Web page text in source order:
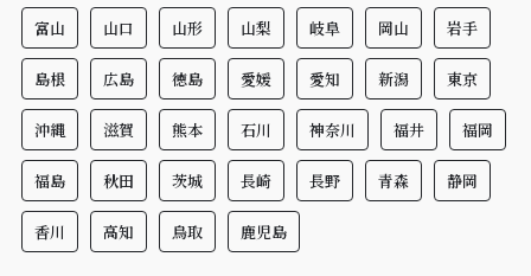
富山 山口 山形 山梨 岐阜 岡山 岩手
島根 広島 徳島 愛媛 愛知 新潟 東京
沖縄 滋賀 熊本 石川 神奈川 福井 福岡
福島 秋田 茨城 長崎 長野 青森 静岡
香川 高知 鳥取 鹿児島